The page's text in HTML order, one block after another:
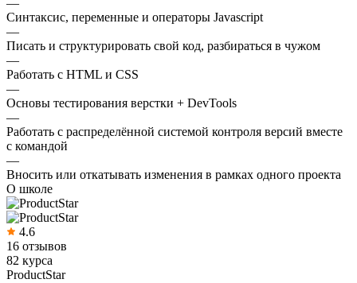
—
Синтаксис, переменные и операторы Javascript
—
Писать и структурировать свой код, разбираться в чужом
—
Работать с HTML и CSS
—
Основы тестирования верстки + DevTools
—
Работать с распределённой системой контроля версий вместе
с командой
—
Вносить или откатывать изменения в рамках одного проекта
О школе
4.6
16 отзывов
82 курса
ProductStar